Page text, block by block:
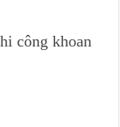
công khoan